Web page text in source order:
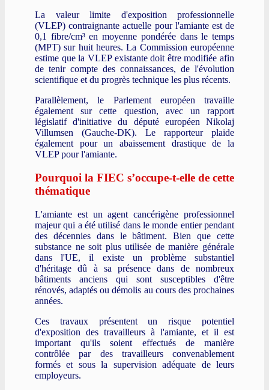
La valeur limite d'exposition professionnelle
(VLEP) contraignante actuelle pour l'amiante est de
0,1 fibre/cm³ en moyenne pondérée dans le temps
(MPT) sur huit heures. La Commission européenne
estime que la VLEP existante doit être modifiée afin
de tenir compte des connaissances, de l'évolution
scientifique et du progrès technique les plus récents.
Parallèlement, le Parlement européen travaille
également sur cette question, avec un rapport
législatif d'initiative du député européen Nikolaj
Villumsen (Gauche-DK). Le rapporteur plaide
également pour un abaissement drastique de la
VLEP pour l'amiante.
Pourquoi la FIEC s’occupe-t-elle de cette
thématique
L'amiante est un agent cancérigène professionnel
majeur qui a été utilisé dans le monde entier pendant
des décennies dans le bâtiment. Bien que cette
substance ne soit plus utilisée de manière générale
dans l'UE, il existe un problème substantiel
d'héritage dû à sa présence dans de nombreux
bâtiments anciens qui sont susceptibles d'être
rénovés, adaptés ou démolis au cours des prochaines
années.
Ces travaux présentent un risque potentiel
d'exposition des travailleurs à l'amiante, et il est
important qu'ils soient effectués de manière
contrôlée par des travailleurs convenablement
formés et sous la supervision adéquate de leurs
employeurs.